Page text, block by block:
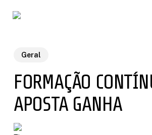
Geral
FORMAÇÃO
APOSTA GANHA